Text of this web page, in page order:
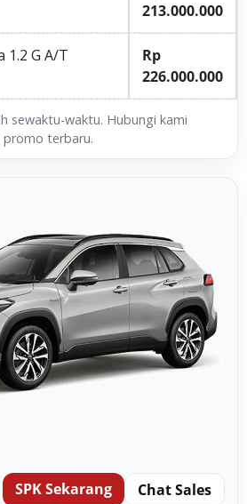
213.000.000
1.2 G A/T
Rp
226.000.000
sewaktu-waktu. Hubungi kami
promo terbaru.
SPK Sekarang Chat Sales